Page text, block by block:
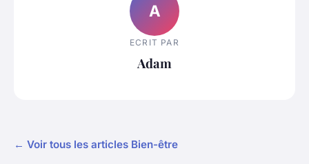
A
ECRIT PAR
Adam
← Voir tous les articles Bien-être